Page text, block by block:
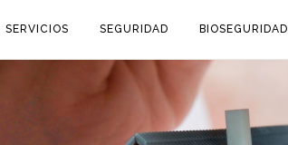
SERVICIOS SEGURIDAD BIOSEGURIDAD